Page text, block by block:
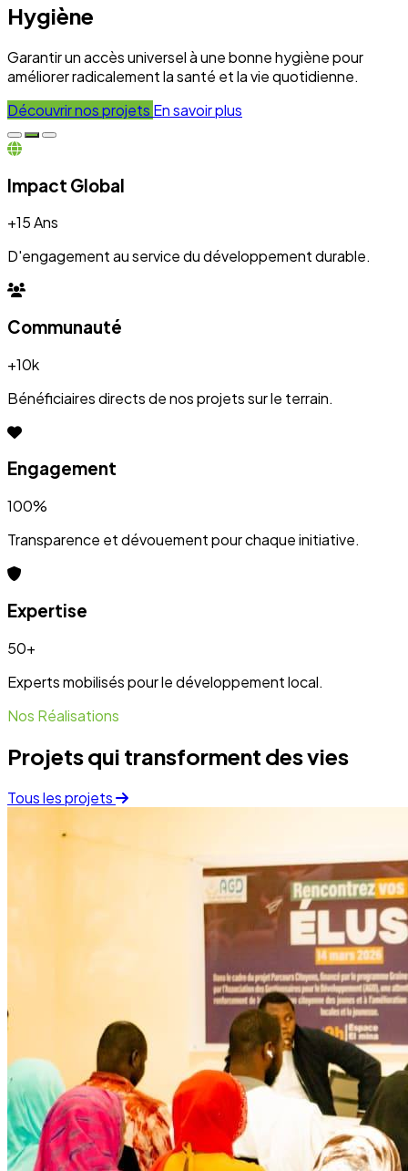
+10k
Bénéficiaires directs de nos projets sur le terrain.
Engagement
Transparence et dévouement pour chaque initiative.
Expertise
Experts mobilisés pour le développement local.
Nos Réalisations
Projets qui transforment des vies
Développent
Ateliers communautaires
Lire la suite